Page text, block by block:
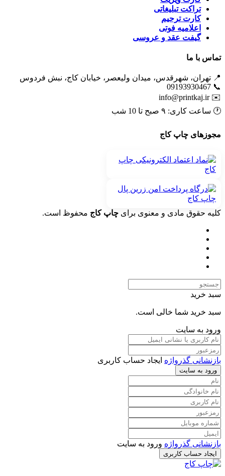
تراکت تبلیغاتی
کارت ترحیم
اعلامیه فوتی
گیفت عقد و عروسی
تماس با ما
📍 تهران، شهرقدس، میدان ولیعصر، خیابان کاج، نبش فردوس
📞 09193930467
✉️
info@printkaj.ir
🕐 ساعت کاری: ۹ صبح تا 10 شب
مجوزهای چاپ کاج
کلیه حقوق مادی و معنوی برای چاپ کاج محفوظ است.
سبد خرید
سبد خرید شما خالی است.
ورود به سایت
بازنشانی گذرواژه ایجاد حساب کاربری
ورود به سایت
بازنشانی گذرواژه ورود به سایت
ایجاد حساب کاربری